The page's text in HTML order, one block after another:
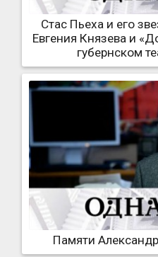
Стас Пьеха и его
Евгения Князева и
губернском
Памяти